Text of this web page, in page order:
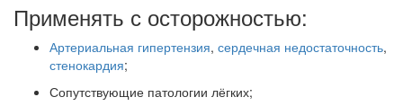
Применять с осторожностью:
Артериальная гипертензия, сердечная недостаточность,
стенокардия;
Сопутствующие патологии лёгких;